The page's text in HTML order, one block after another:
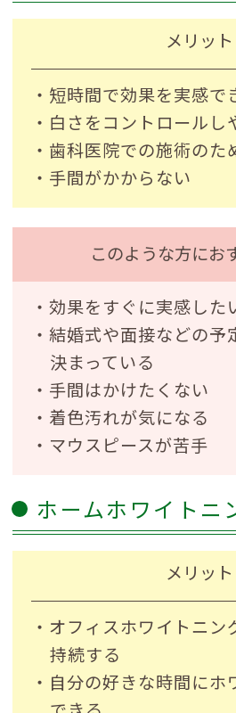
メリット
・短時間で効果を実感で
・白さをコントロールし
・歯科医院での施術のた
・手間がかからない
このような方にお
・効果をすぐに実感した
・結婚式や面接などの予
決まっている
・手間はかけたくない
・着色汚れが気になる
・マウスピースが苦手
ホームホワイトニ
メリット
・オフィスホワイトニン
持続する
・自分の好きな時間に